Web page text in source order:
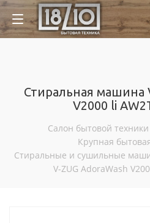
Стиральная машина
V2000 li
Салон бытовой
Крупная
Стиральные и сушильные
V-ZUG AdoraWash